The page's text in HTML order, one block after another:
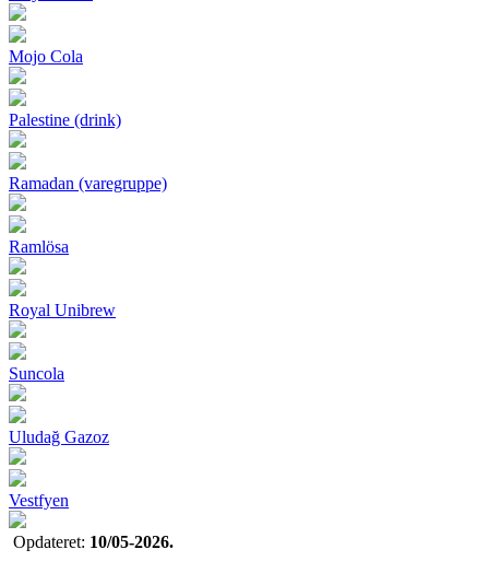
Mojo Cola
Palestine (drink)
Ramadan (varegruppe)
Ramlösa
Royal Unibrew
Suncola
Uludağ Gazoz
Vestfyen
Opdateret: 10/05-2026.